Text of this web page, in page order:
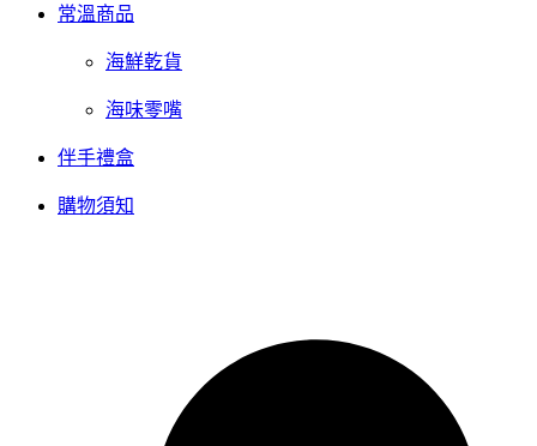
常溫商品
海鮮乾貨
海味零嘴
伴手禮盒
購物須知